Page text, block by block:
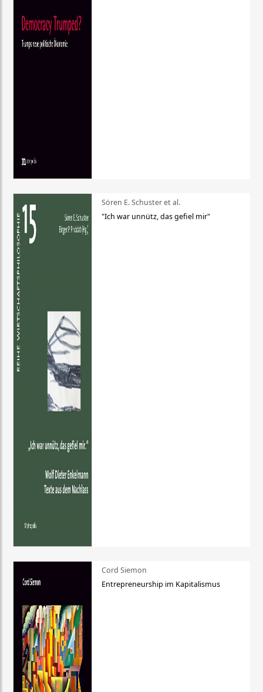
Sören E. Schuster et al.
"Ich war unnütz, das gefiel mir"
Cord Siemon
Entrepreneurship im Kapitalismus